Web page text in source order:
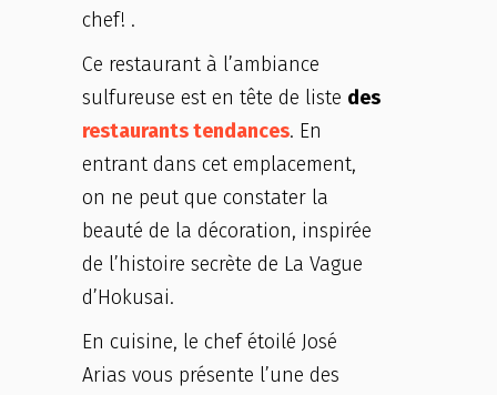
chef! .
Ce restaurant à l’ambiance
sulfureuse est en tête de liste des
restaurants tendances. En
entrant dans cet emplacement,
on ne peut que constater la
beauté de la décoration, inspirée
de l’histoire secrète de La Vague
d’Hokusai.
En cuisine, le chef étoilé José
Arias vous présente l’une des